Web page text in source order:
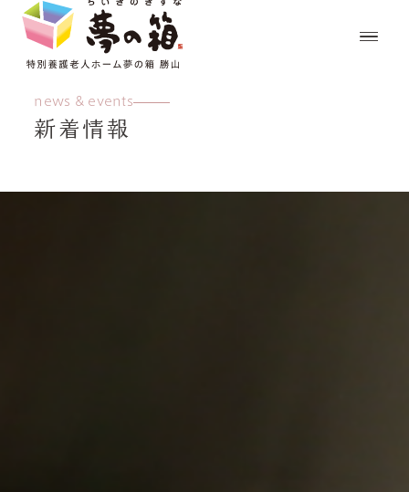
news & events
新着情報